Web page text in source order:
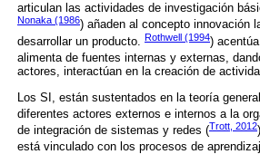
articulan las actividades de investigación
Nonaka (1986) añaden al concepto innovación
desarrollar un producto.
Rothwell (1994)
alimenta de fuentes internas y externas,
actores, interactúan en la creación de
Los SI, están sustentados en la teoría
diferentes actores externos e internos a la
de integración de sistemas y redes (Trott, 2012
está vinculado con los procesos de